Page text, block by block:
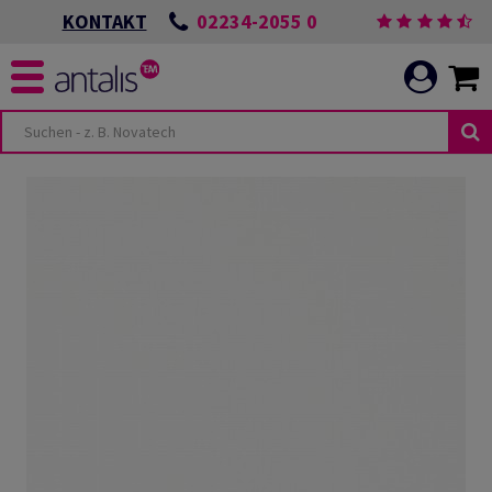
KONTAKT 02234-2055 0